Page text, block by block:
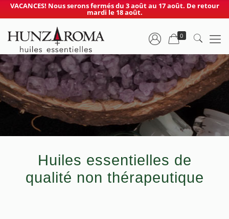
VACANCES! Nous serons fermés du 3 août au 17 août. De retour
mardi le 18 août.
0
Huiles essentielles de
qualité non thérapeutique